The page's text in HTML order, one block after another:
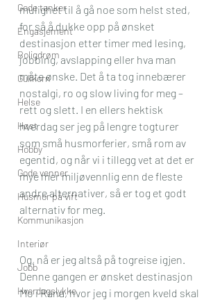
Gode tanker
Engasjement
Boligdrøm
Gullkorn
Helse
Høst
Hobby
Gode venner
Husmor på vift
Kommunikasjon
Interiør
Jobb
Hverdagslykke
mulighet til å gå noe som helst sted,
for så å dukke opp på ønsket
destinasjon etter timer med lesing,
jobbing, avslapping eller hva man
måte ønske. Det å ta tog innebærer
nostalgi, ro og slow living for meg –
rett og slett. I en ellers hektisk
hverdag ser jeg på lengre togturer
som små husmorferier, små rom av
egentid, og når vi i tillegg vet at det er
mye mer miljøvennlig enn de fleste
andre alternativer, så er tog et godt
alternativ for meg.
Og, nå er jeg altså på togreise igjen.
Denne gangen er ønsket destinasjon
Mo i Rana, hvor jeg i morgen kveld skal